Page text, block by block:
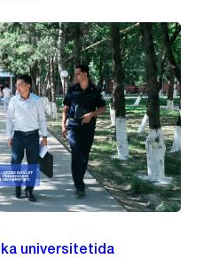
universitetida